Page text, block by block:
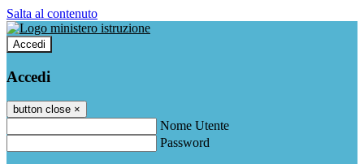
Salta al contenuto
Accedi
Accedi
button close ×
Nome Utente
Password